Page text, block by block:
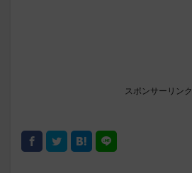
スポンサーリンク